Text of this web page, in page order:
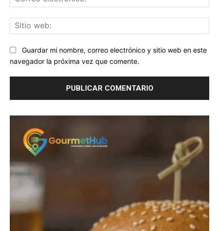
Guardar mi nombre, correo electrónico y sitio web en este
navegador la próxima vez que comente.